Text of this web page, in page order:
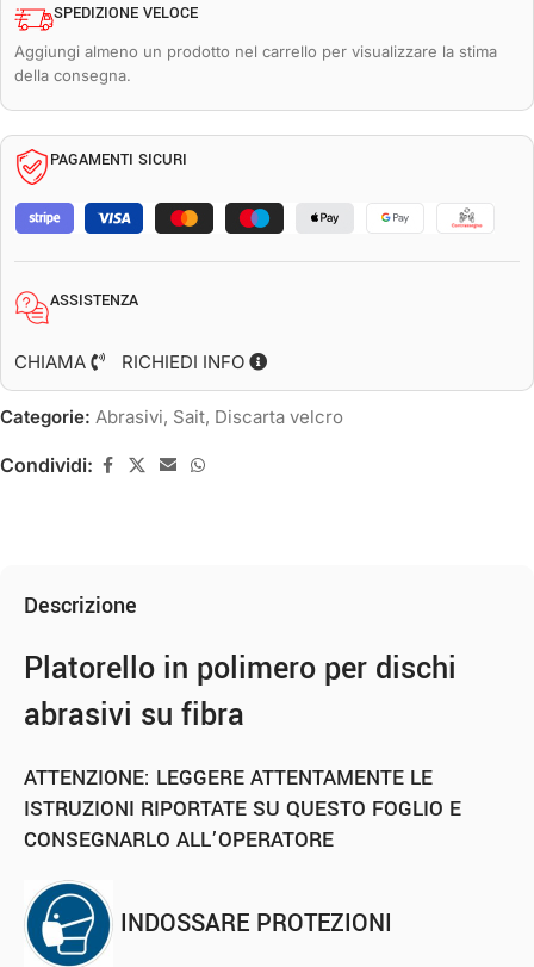
SPEDIZIONE VELOCE
Aggiungi almeno un prodotto nel carrello per visualizzare la stima
della consegna.
PAGAMENTI SICURI
ASSISTENZA
CHIAMA RICHIEDI INFO
Categorie: Abrasivi, Sait, Discarta velcro
Condividi:
Descrizione
Platorello in polimero per dischi
abrasivi su fibra
ATTENZIONE: LEGGERE ATTENTAMENTE LE
ISTRUZIONI RIPORTATE SU QUESTO FOGLIO E
CONSEGNARLO ALL’OPERATORE
INDOSSARE PROTEZIONI